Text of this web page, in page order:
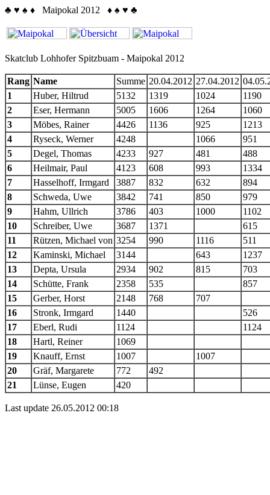
♣ ♥ ♠ ♦ Maipokal 2012 ♦ ♠ ♥ ♣
Skatclub Lohhofer Spitzbuam - Maipokal 2012
Rang Name Summe 20.04.2012 27.04.2012
1
Huber, Hiltrud 5132 1319 1024
1190
2
Eser, Hermann 5005 1606 1264
1060
3
Möbes, Rainer 4426 1136 925
1213
4
Ryseck, Werner 4248 1066
951
5
Degel, Thomas 4233 927 481
488
6
Heilmair, Paul 4123 608 993
1334
7
Hasselhoff, Irmgard 3887 832 632
894
8
Schweda, Uwe 3842 741 850
979
9
Hahm, Ullrich 3786 403 1000
1102
10
Schreiber, Uwe 3687 1371
615
11
Rützen, Michael von 3254 990 1116
511
12
Kaminski, Michael 3144 643
1237
13
Depta, Ursula 2934 902 815
703
14
Schütte, Frank 2358 535
857
15
Gerber, Horst 2148 768
707
16
Stronk, Irmgard 1440
526
17
Eberl, Rudi 1124
1124
18
Hartl, Reiner
1069
19
Knauff, Ernst 1007
1007
20
Gräf, Margarete 772
492
21
Lünse, Eugen 420
Last update 26.05.2012 00:18